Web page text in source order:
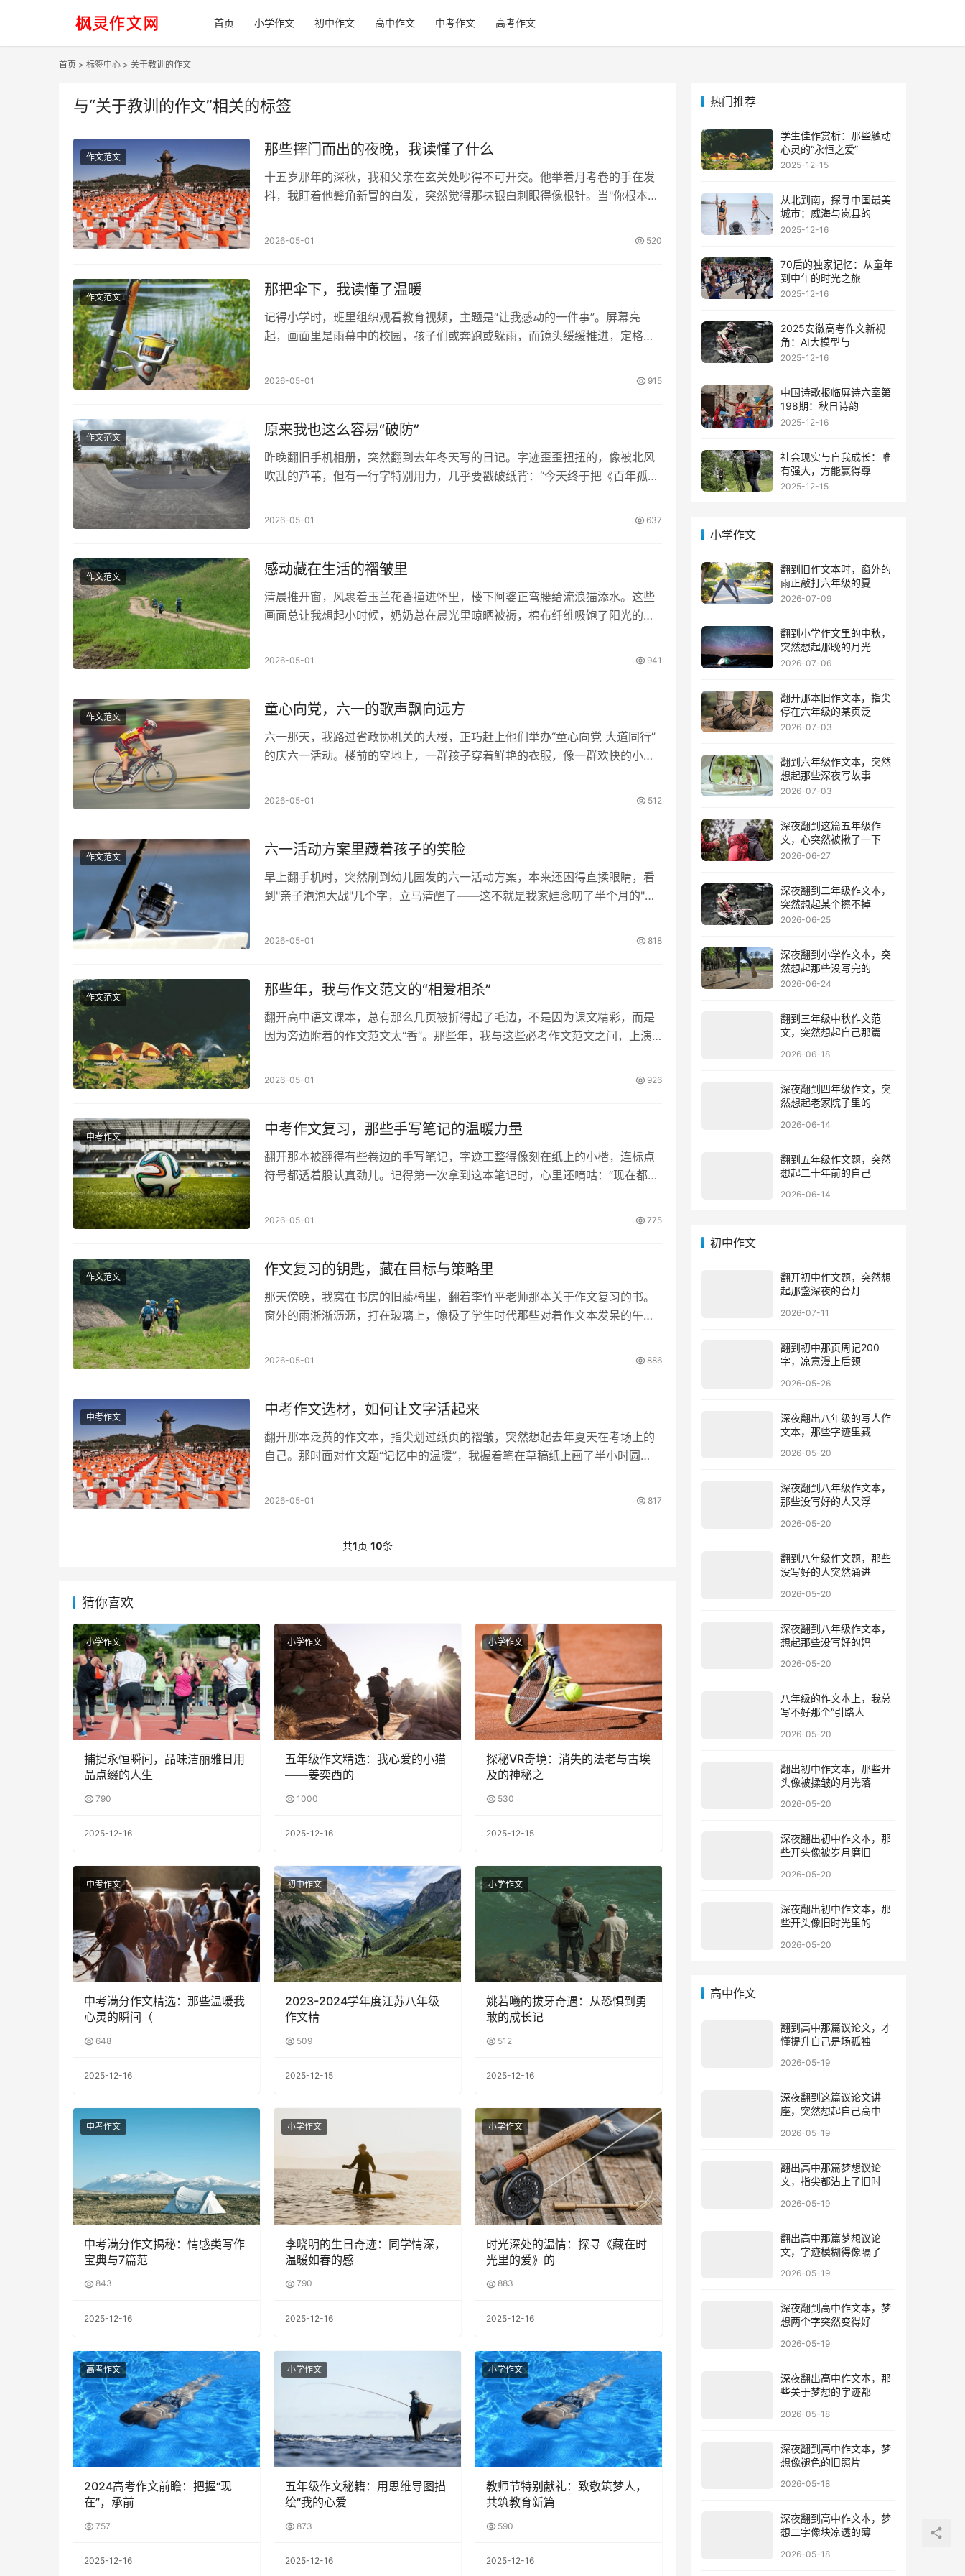
首页 小学作文 初中作文 高中作文 中考作文 高考作文
首页 > 标签中心 > 关于教训的作文
与“关于教训的作文”相关的标签
作文范文 那些摔门而出的夜晚，我读懂了什么
十五岁那年的深秋，我和父亲在玄关处吵得不可开交。他举着月考卷的手在发
抖，我盯着他鬓角新冒的白发，突然觉得那抹银白刺眼得像根针。当"你根本不
2026-05-01 520
作文范文 那把伞下，我读懂了温暖
记得小学时，班里组织观看教育视频，主题是“让我感动的一件事”。屏幕亮
起，画面里是雨幕中的校园，孩子们或奔跑或躲雨，而镜头缓缓推进，定格在
2026-05-01 915
作文范文 原来我也这么容易“破防”
昨晚翻旧手机相册，突然翻到去年冬天写的日记。字迹歪歪扭扭的，像被北风
吹乱的芦苇，但有一行字特别用力，几乎要戳破纸背：“今天终于把《百年孤
2026-05-01 637
作文范文 感动藏在生活的褶皱里
清晨推开窗，风裹着玉兰花香撞进怀里，楼下阿婆正弯腰给流浪猫添水。这些
画面总让我想起小时候，奶奶总在晨光里晾晒被褥，棉布纤维吸饱了阳光的味
2026-05-01 941
作文范文 童心向党，六一的歌声飘向远方
六一那天，我路过省政协机关的大楼，正巧赶上他们举办“童心向党 大道同行”
的庆六一活动。楼前的空地上，一群孩子穿着鲜艳的衣服，像一群欢快的小
2026-05-01 512
作文范文 六一活动方案里藏着孩子的笑脸
早上翻手机时，突然刷到幼儿园发的六一活动方案，本来还困得直揉眼睛，看
到"亲子泡泡大战"几个字，立马清醒了——这不就是我家娃念叨了半个月的"要
2026-05-01 818
作文范文 那些年，我与作文范文的“相爱相杀”
翻开高中语文课本，总有那么几页被折得起了毛边，不是因为课文精彩，而是
因为旁边附着的作文范文太“香”。那些年，我与这些必考作文范文之间，上演
2026-05-01 926
中考作文 中考作文复习，那些手写笔记的温暖力量
翻开那本被翻得有些卷边的手写笔记，字迹工整得像刻在纸上的小楷，连标点
符号都透着股认真劲儿。记得第一次拿到这本笔记时，心里还嘀咕：“现在都电
2026-05-01 775
作文范文 作文复习的钥匙，藏在目标与策略里
那天傍晚，我窝在书房的旧藤椅里，翻着李竹平老师那本关于作文复习的书。
窗外的雨淅淅沥沥，打在玻璃上，像极了学生时代那些对着作文本发呆的午
2026-05-01 886
中考作文 中考作文选材，如何让文字活起来
翻开那本泛黄的作文本，指尖划过纸页的褶皱，突然想起去年夏天在考场上的
自己。那时面对作文题“记忆中的温暖”，我握着笔在草稿纸上画了半小时圆
2026-05-01 817
共1页 10条
猜你喜欢
小学作文
捕捉永恒瞬间，品味洁丽雅日用
品点缀的人生
790
2025-12-16
小学作文
五年级作文精选：我心爱的小猫
——姜奕西的
1000
2025-12-16
小学作文
探秘VR奇境：消失的法老与古埃
及的神秘之
530
2025-12-15
中考作文
中考满分作文精选：那些温暖我
心灵的瞬间（
648
2025-12-16
初中作文
2023-2024学年度江苏八年级
作文精
509
2025-12-15
小学作文
姚若曦的拔牙奇遇：从恐惧到勇
敢的成长记
512
2025-12-16
中考作文
中考满分作文揭秘：情感类写作
宝典与7篇范
843
2025-12-16
小学作文
李晓明的生日奇迹：同学情深，
温暖如春的感
790
2025-12-16
小学作文
时光深处的温情：探寻《藏在时
光里的爱》的
883
2025-12-16
高考作文
2024高考作文前瞻：把握“现
在”，承前
757
2025-12-16
小学作文
五年级作文秘籍：用思维导图描
绘“我的心爱
873
2025-12-16
小学作文
教师节特别献礼：致敬筑梦人，
共筑教育新篇
590
2025-12-16
热门推荐
学生佳作赏析：那些触动
心灵的“永恒之爱”
2025-12-15
从北到南，探寻中国最美
城市：威海与岚县的
2025-12-16
70后的独家记忆：从童年
到中年的时光之旅
2025-12-16
2025安徽高考作文新视
角：AI大模型与
2025-12-16
中国诗歌报临屏诗六室第
198期：秋日诗韵
2025-12-16
社会现实与自我成长：唯
有强大，方能赢得尊
2025-12-15
小学作文
翻到旧作文本时，窗外的
雨正敲打六年级的夏
2026-07-09
翻到小学作文里的中秋，
突然想起那晚的月光
2026-07-06
翻开那本旧作文本，指尖
停在六年级的某页泛
2026-07-03
翻到六年级作文本，突然
想起那些深夜写故事
2026-07-03
深夜翻到这篇五年级作
文，心突然被揪了一下
2026-06-27
深夜翻到二年级作文本，
突然想起某个擦不掉
2026-06-25
深夜翻到小学作文本，突
然想起那些没写完的
2026-06-24
翻到三年级中秋作文范
文，突然想起自己那篇
2026-06-18
深夜翻到四年级作文，突
然想起老家院子里的
2026-06-14
翻到五年级作文题，突然
想起二十年前的自己
2026-06-14
初中作文
翻开初中作文题，突然想
起那盏深夜的台灯
2026-07-11
翻到初中那页周记200
字，凉意漫上后颈
2026-05-26
深夜翻出八年级的写人作
文本，那些字迹里藏
2026-05-20
深夜翻到八年级作文本，
那些没写好的人又浮
2026-05-20
翻到八年级作文题，那些
没写好的人突然涌进
2026-05-20
深夜翻到八年级作文本，
想起那些没写好的妈
2026-05-20
八年级的作文本上，我总
写不好那个“引路人
2026-05-20
翻出初中作文本，那些开
头像被揉皱的月光落
2026-05-20
深夜翻出初中作文本，那
些开头像被岁月磨旧
2026-05-20
深夜翻出初中作文本，那
些开头像旧时光里的
2026-05-20
高中作文
翻到高中那篇议论文，才
懂提升自己是场孤独
2026-05-19
深夜翻到这篇议论文讲
座，突然想起自己高中
2026-05-19
翻出高中那篇梦想议论
文，指尖都沾上了旧时
2026-05-19
翻出高中那篇梦想议论
文，字迹模糊得像隔了
2026-05-19
深夜翻到高中作文本，梦
想两个字突然变得好
2026-05-19
深夜翻出高中作文本，那
些关于梦想的字迹都
2026-05-18
深夜翻到高中作文本，梦
想像褪色的旧照片
2026-05-18
深夜翻到高中作文本，梦
想二字像块凉透的薄
2026-05-18